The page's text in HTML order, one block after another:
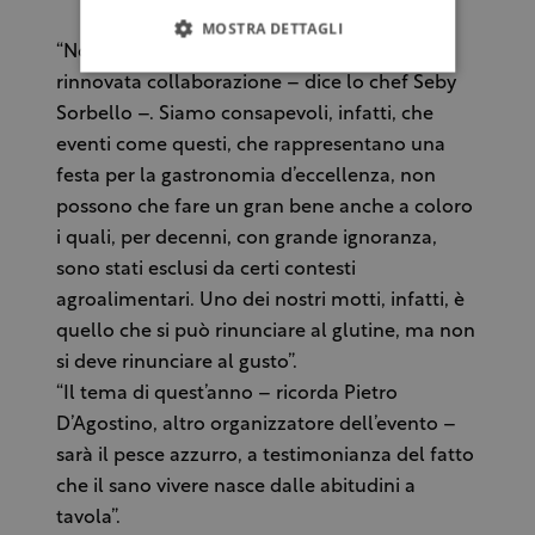
“Non possiamo che essere lieti di questa
rinnovata collaborazione – dice lo chef Seby
Sorbello –. Siamo consapevoli, infatti, che
eventi come questi, che rappresentano una
festa per la gastronomia d’eccellenza, non
possono che fare un gran bene anche a coloro
i quali, per decenni, con grande ignoranza,
sono stati esclusi da certi contesti
agroalimentari. Uno dei nostri motti, infatti, è
quello che si può rinunciare al glutine, ma non
si deve rinunciare al gusto”.
“Il tema di quest’anno – ricorda Pietro
D’Agostino, altro organizzatore dell’evento –
sarà il pesce azzurro, a testimonianza del fatto
che il sano vivere nasce dalle abitudini a
tavola”.
MOSTRA DETTAGLI